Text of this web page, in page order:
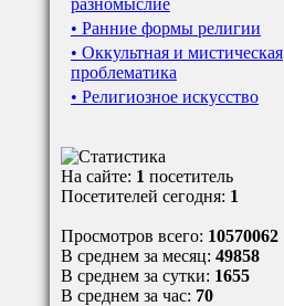
разномыслие
• Ранние формы религии
• Оккультная и мистическая
проблематика
• Религиозное искусство
На сайте: 1 посетитель
Посетителей сегодня: 1
Просмотров всего: 10570062
В среднем за месяц: 49858
В среднем за сутки: 1655
В среднем за час: 70